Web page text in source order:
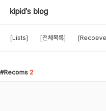
kipid's blog
[Lists] [전체목록]
Recoms 2